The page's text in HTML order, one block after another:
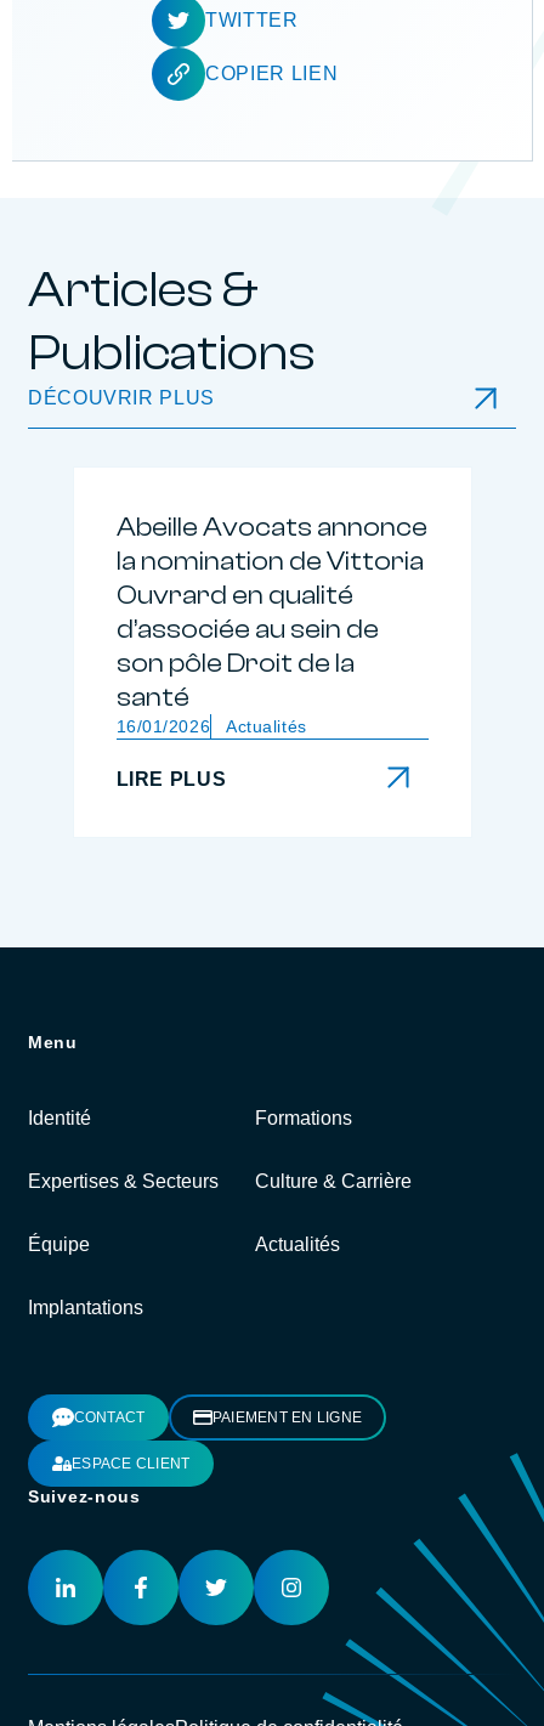
TWITTER
COPIER LIEN
Articles &
Publications
DÉCOUVRIR PLUS
Abeille Avocats annonce
la nomination de Vittoria
Ouvrard en qualité
d’associée au sein de
son pôle Droit de la
santé
16/01/2026 Actualités
LIRE PLUS
Menu
Identité Formations
Expertises & Secteurs Culture & Carrière
Équipe Actualités
Implantations
CONTACT PAIEMENT EN LIGNE
ESPACE CLIENT
Suivez-nous